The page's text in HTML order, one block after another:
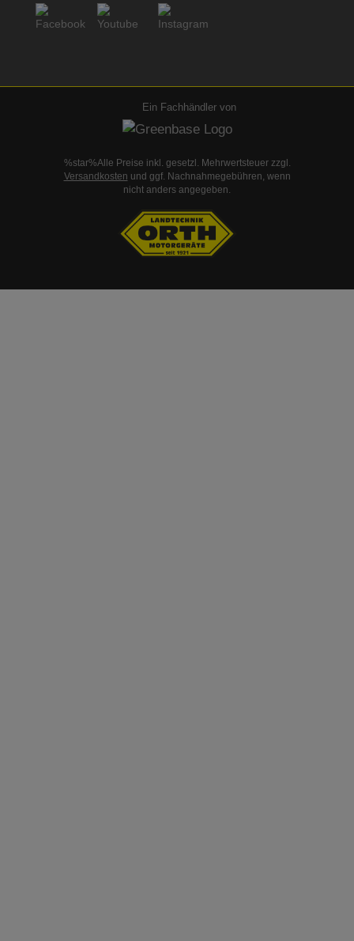
Ein Fachhändler von
%star%Alle Preise inkl. gesetzl. Mehrwertsteuer zzgl.
Versandkosten und ggf. Nachnahmegebühren, wenn
nicht anders angegeben.